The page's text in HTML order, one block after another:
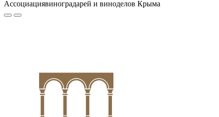
Ассоциациявиноградарей и виноделов Крыма